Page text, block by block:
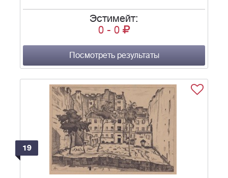
Эстимейт:
0 - 0
Посмотреть результаты
19